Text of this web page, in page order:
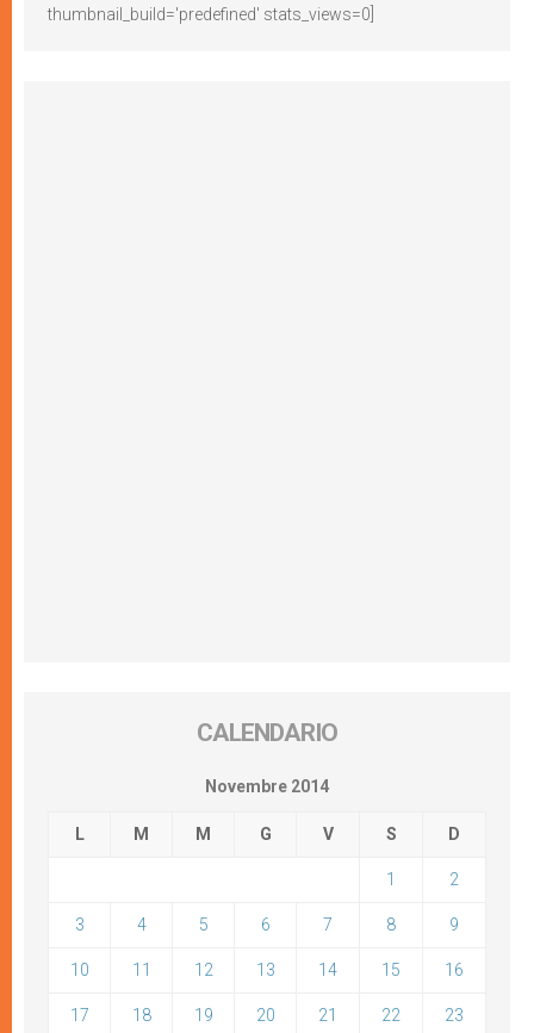
thumbnail_build='predefined' stats_views=0]
CALENDARIO
Novembre 2014
L M M G V S D
1 2
3 4 5 6 7 8 9
10 11 12 13 14 15 16
17 18 19 20 21 22 23